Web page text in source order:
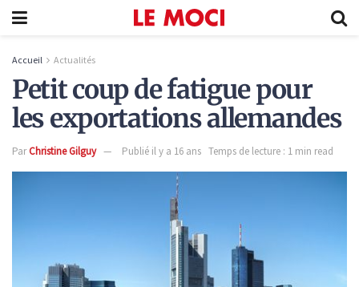
Accueil Actualités
Petit coup de fatigue pour
les exportations allemandes
ParChristine Gilguy Publié il y a 16 ans Temps de lecture : 1 min read